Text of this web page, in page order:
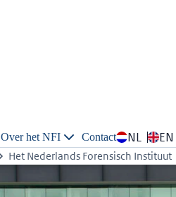
Over het NFI Contact NL EN
Het Nederlands Forensisch Instituut